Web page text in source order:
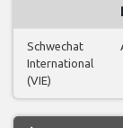
Schwechat
International
(VIE)